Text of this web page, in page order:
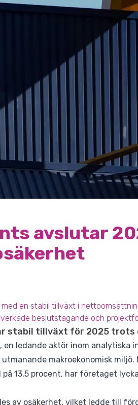
avslutar
en stabil tillväxt i
beslutstagande och
stabil tillväxt för 2025
en ledande aktör inom
makroekonomisk
på 13,5 procent, har företaget
av osäkerhet, vilket ledde till